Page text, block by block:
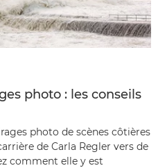
photo : les conseils
photo de scènes côtières
de Carla Regler vers de
comment elle y est